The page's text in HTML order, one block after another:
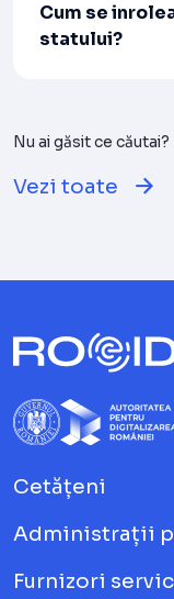
Cum se
statului?
Nu ai găsit ce căutai?
Vezi toate
Cetățeni
Administrații
Furnizori